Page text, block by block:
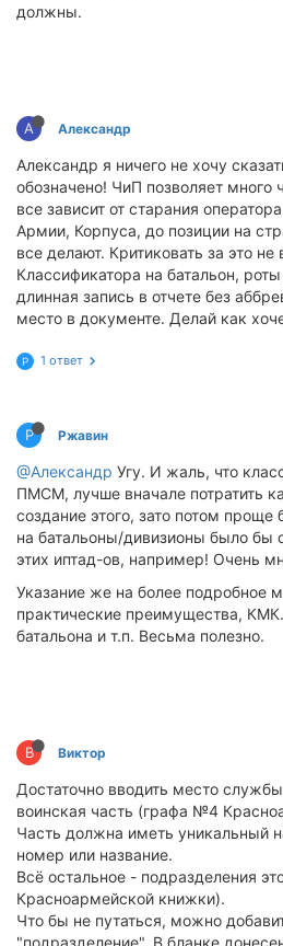
должны.
А Александр
Александр я ничего не хочу
обозначено! ЧиП позволяет много
все зависит от старания
Армии, Корпуса, до позиции на
все делают. Критиковать за это
Классификатора на батальон,
длинная запись в отчете без
место в документе. Делай как
Р 1 ответ
Р Ржавин
@Александр Угу. И жаль, что
ПМСМ, лучше вначале потратить
создание этого, зато потом
на батальоны/дивизионы было бы
этих иптад-ов, например! Очень
Указание же на более подробное
практические преимущества,
батальона и т.п. Весьма полезно.
В Виктор
Достаточно вводить место
воинская часть (графа №4
Часть должна иметь уникальный
номер или название.
Всё остальное - подразделения
Красноармейской книжки).
Что бы не путаться, можно
"подразделение". В бланке